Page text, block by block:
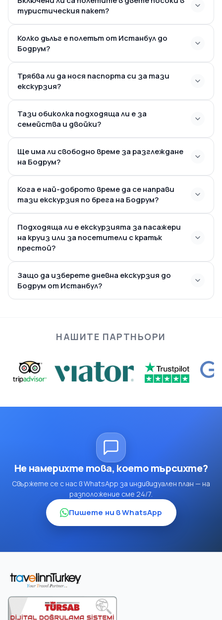
туристическия пакет?
Колко дълъг е полетът от Истанбул до
Бодрум?
Трябва ли да нося паспорта си за тази
екскурзия?
Тази обиколка подходяща ли е за
семейства и двойки?
Ще има ли свободно време за разглеждане
на Бодрум?
Кога е най-доброто време да се направи
тази екскурзия по брега на Бодрум?
Подходяща ли е екскурзията за пасажери
на круиз или за посетители с кратък
престой?
Защо да изберете дневна екскурзия до
Бодрум от Истанбул?
НАШИТЕ ПАРТНЬОРИ
Не намерихте това, което търсихте?
Свържете се с нас в WhatsApp за индивидуален план — на
разположение сме 24/7.
Пишете ни в WhatsApp